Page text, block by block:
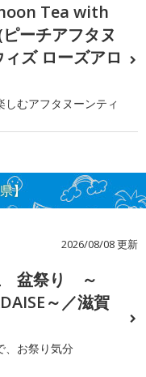
Tea with
ーチアフタヌ
ズ ローズアロ
むアフタヌーンティ
】
2026/08/08 更新
盆祭り ～
～／滋賀
、お祭り気分